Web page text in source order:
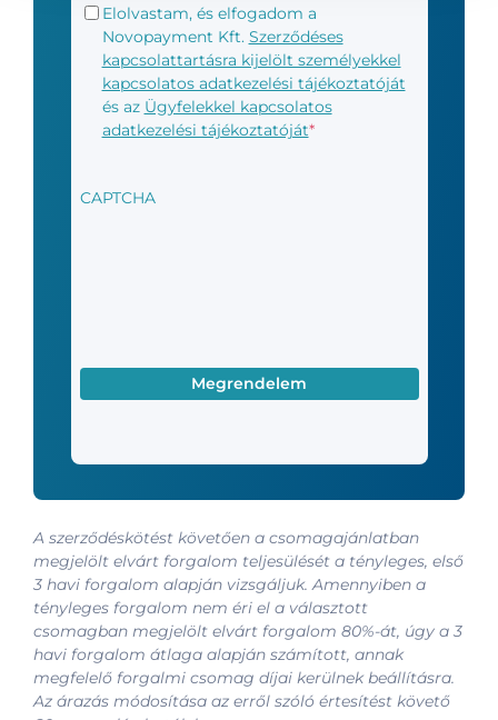
Általános
adatkezelési
tájékoztató*
Elolvastam, és elfogadom a
Novopayment Kft. Szerződéses
kapcsolattartásra kijelölt személyekkel
kapcsolatos adatkezelési tájékoztatóját
és az Ügyfelekkel kapcsolatos
adatkezelési tájékoztatóját*
CAPTCHA
A szerződéskötést követően a csomagajánlatban
megjelölt elvárt forgalom teljesülését a tényleges, első
3 havi forgalom alapján vizsgáljuk. Amennyiben a
tényleges forgalom nem éri el a választott
csomagban megjelölt elvárt forgalom 80%-át, úgy a 3
havi forgalom átlaga alapján számított, annak
megfelelő forgalmi csomag díjai kerülnek beállításra.
Az árazás módosítása az erről szóló értesítést követő